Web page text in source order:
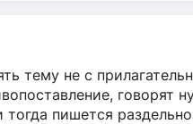
тему не с
говорят
тогда пишется